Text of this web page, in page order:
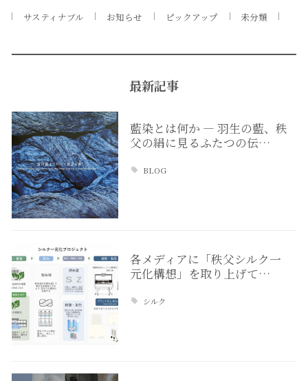
サスティナブル お知らせ ピックアップ 未分類
最新記事
藍染とは何か ― 羽生の藍、秩
父の絹に見るふたつの伝…
BLOG
各メディアに「秩父シルク一
元化構想」を取り上げて…
シルク